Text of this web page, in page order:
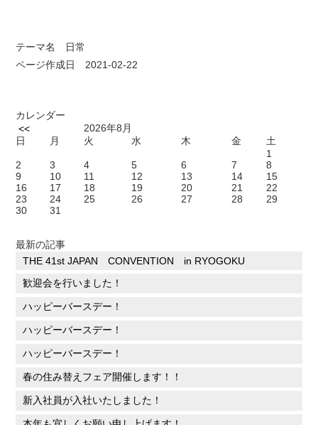
テーマ名
日常
ページ作成日 2021-02-22
カレンダー
<<
2026年8月
日
月 火 水 木 金
土
1
2
3 4 5 6 7
8
9
10 11 12 13 14
15
16
17 18 19 20 21
22
23
24 25 26 27 28
29
30
31
最新の記事
THE 41st JAPAN CONVENTION in RYOGOKU
歓迎会を行いました！
ハッピーバースデー！
ハッピーバースデー！
ハッピーバースデー！
春の住み替えフェア開催します！！
新入社員が入社いたしました！